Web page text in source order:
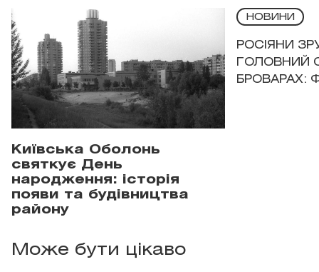
Київська Оболонь
святкує День
народження: історія
появи та будівництва
району
НОВИНИ
РОСІЯНИ
ГОЛОВНИЙ
БРОВАРАХ:
Може бути цікаво